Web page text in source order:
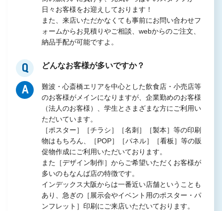
日々お客様をお迎えしております！
また、来店いただかなくても事前にお問い合わせフ
ォームからお見積りやご相談、webからのご注文、
納品手配が可能ですよ。
Q どんなお客様が多いですか？
A
難波・心斎橋エリアを中心とした飲食店・小売店等
のお客様がメインになりますが、企業勤めのお客様
（法人のお客様）、学生とさまざまな方にご利用い
ただいています。
［ポスター］［チラシ］［名刺］［製本］等の印刷
物はもちろん、［POP］［パネル］［看板］等の販
促物作成にご利用いただいております。
また［デザイン制作］からご希望いただくお客様が
多いのもなんば店の特徴です。
インデックス大阪からは一番近い店舗ということも
あり、急ぎの［展示会やイベント用のポスター・パ
ンフレット］印刷にご来店いただいております。